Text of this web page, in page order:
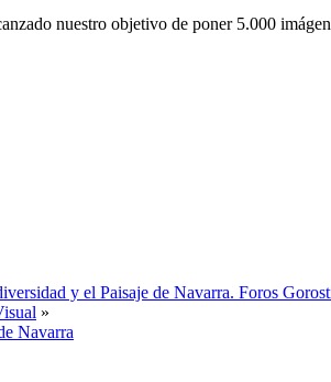
nuestro objetivo de poner 5.000
y el Paisaje de Navarra. Foros
»
Navarra